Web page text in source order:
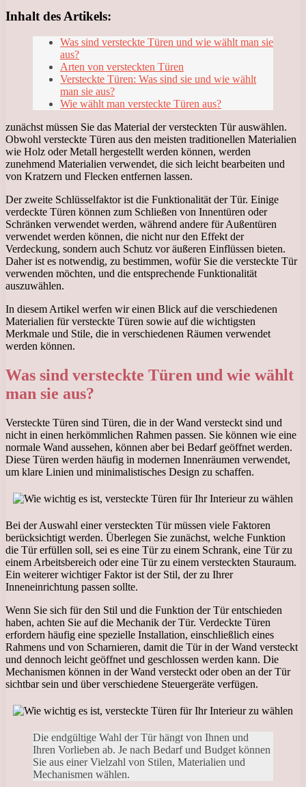
Inhalt des Artikels:
Was sind versteckte Türen und wie wählt man sie
aus?
Arten von versteckten Türen
Versteckte Türen: Was sind sie und wie wählt
man sie aus?
Wie wählt man versteckte Türen aus?
zunächst müssen Sie das Material der versteckten Tür auswählen.
Obwohl versteckte Türen aus den meisten traditionellen Materialien
wie Holz oder Metall hergestellt werden können, werden
zunehmend Materialien verwendet, die sich leicht bearbeiten und
von Kratzern und Flecken entfernen lassen.
Der zweite Schlüsselfaktor ist die Funktionalität der Tür. Einige
verdeckte Türen können zum Schließen von Innentüren oder
Schränken verwendet werden, während andere für Außentüren
verwendet werden können, die nicht nur den Effekt der
Verdeckung, sondern auch Schutz vor äußeren Einflüssen bieten.
Daher ist es notwendig, zu bestimmen, wofür Sie die versteckte Tür
verwenden möchten, und die entsprechende Funktionalität
auszuwählen.
In diesem Artikel werfen wir einen Blick auf die verschiedenen
Materialien für versteckte Türen sowie auf die wichtigsten
Merkmale und Stile, die in verschiedenen Räumen verwendet
werden können.
Was sind versteckte Türen und wie wählt
man sie aus?
Versteckte Türen sind Türen, die in der Wand versteckt sind und
nicht in einen herkömmlichen Rahmen passen. Sie können wie eine
normale Wand aussehen, können aber bei Bedarf geöffnet werden.
Diese Türen werden häufig in modernen Innenräumen verwendet,
um klare Linien und minimalistisches Design zu schaffen.
Bei der Auswahl einer versteckten Tür müssen viele Faktoren
berücksichtigt werden. Überlegen Sie zunächst, welche Funktion
die Tür erfüllen soll, sei es eine Tür zu einem Schrank, eine Tür zu
einem Arbeitsbereich oder eine Tür zu einem versteckten Stauraum.
Ein weiterer wichtiger Faktor ist der Stil, der zu Ihrer
Inneneinrichtung passen sollte.
Wenn Sie sich für den Stil und die Funktion der Tür entschieden
haben, achten Sie auf die Mechanik der Tür. Verdeckte Türen
erfordern häufig eine spezielle Installation, einschließlich eines
Rahmens und von Scharnieren, damit die Tür in der Wand versteckt
und dennoch leicht geöffnet und geschlossen werden kann. Die
Mechanismen können in der Wand versteckt oder oben an der Tür
sichtbar sein und über verschiedene Steuergeräte verfügen.
Die endgültige Wahl der Tür hängt von Ihnen und
Ihren Vorlieben ab. Je nach Bedarf und Budget können
Sie aus einer Vielzahl von Stilen, Materialien und
Mechanismen wählen.